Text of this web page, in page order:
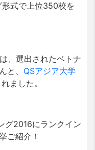
形式で上位350校を
、選出されたベトナ
と、 QSアジア大学
ました。
グ2016にランクイン
ご紹介！